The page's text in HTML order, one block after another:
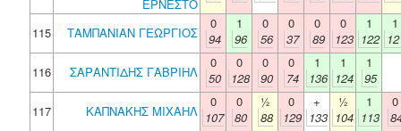
ΕΡΝΕΣΤΟ
115 ΤΑΜΠΑΝΙΑΝ ΓΕΩΡΓΙΟΣ
0
94
1
96
0
56
0
37
0
89
0
123
1
122
1
116
ΣΑΡΑΝΤΙΔΗΣ ΓΑΒΡΙΗΛ
0
50
0
128
0
90
0
74
1
136
1
124
1
95
117
ΚΑΠΝΑΚΗΣ ΜΙΧΑΗΛ
0
107
0
80
½
88
0
129
+
133
½
104
1
113
0